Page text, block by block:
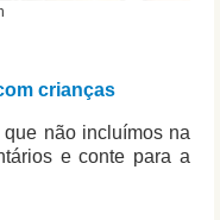
crianças
não incluímos na
e conte para a